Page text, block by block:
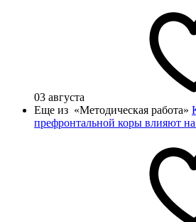
03 августа
Еще из «Методическая работа»
префронтальной коры влияют